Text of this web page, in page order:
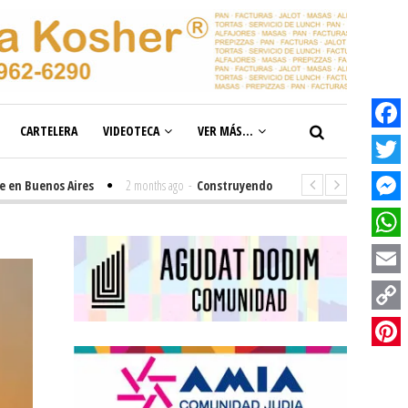
CARTELERA VIDEOTECA VER MÁS...
Aires 2 months ago - Construyendo el futuro de la inclusión en
Facebook
Twitter
Email
Copy